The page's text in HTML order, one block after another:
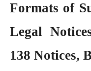
Formats of
Legal
138 Notices,